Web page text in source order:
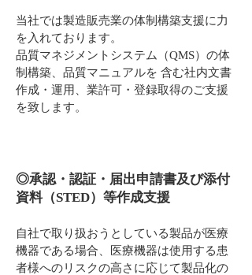
当社では製造販売業の体制構築支援に力
を入れております。
品質マネジメントシステム（QMS）の体
制構築、品質マニュアルを 含む社内文書
作成・運用、業許可・登録取得のご支援
を致します。
◎承認・認証・届出申請書及び添付
資料（STED）等作成支援
自社で取り扱おうとしている製品が医療
機器である場合、医療機器は使用する患
者様へのリスクの高さに応じて製品化の